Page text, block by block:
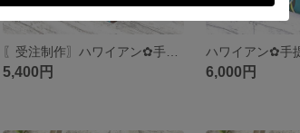
5,400円 6,000円